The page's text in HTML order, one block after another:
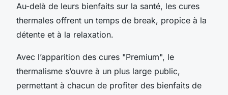
Au-delà de leurs bienfaits sur la santé, les cures
thermales offrent un temps de break, propice à la
détente et à la relaxation.
Avec l’apparition des cures "Premium", le
thermalisme s’ouvre à un plus large public,
permettant à chacun de profiter des bienfaits de